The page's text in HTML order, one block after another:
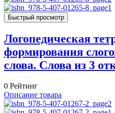
Быстрый просмотр
Логопедическая
формирования
слова. Слова из 3
0 Рейтинг
Описание товара